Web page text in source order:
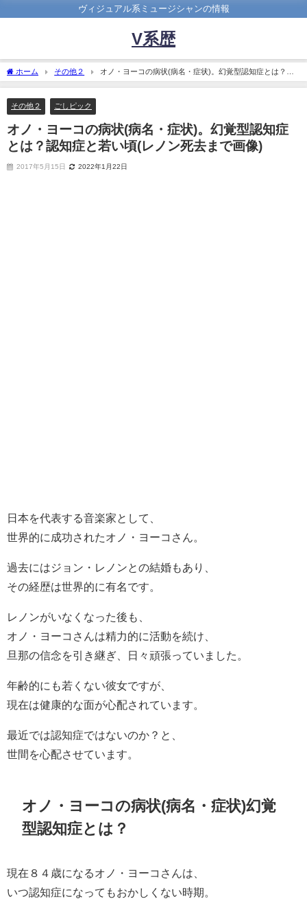
ヴィジュアル系ミュージシャンの情報
V系歴
ホーム その他２
オノ・ヨーコの病状(病名・症状)。幻覚型認知症とは？認
知症と若い頃(レノン死去まで画像)
その他２ ごしピック
オノ・ヨーコの病状(病名・症状)。幻覚型認知症
とは？認知症と若い頃(レノン死去まで画像)
2017年5月15日 2022年1月22日
日本を代表する音楽家として、
世界的に成功されたオノ・ヨーコさん。
過去にはジョン・レノンとの結婚もあり、
その経歴は世界的に有名です。
レノンがいなくなった後も、
オノ・ヨーコさんは精力的に活動を続け、
旦那の信念を引き継ぎ、日々頑張っていました。
年齢的にも若くない彼女ですが、
現在は健康的な面が心配されています。
最近では認知症ではないのか？と、
世間を心配させています。
オノ・ヨーコの病状(病名・症状)幻覚
型認知症とは？
現在８４歳になるオノ・ヨーコさんは、
いつ認知症になってもおかしくない時期。